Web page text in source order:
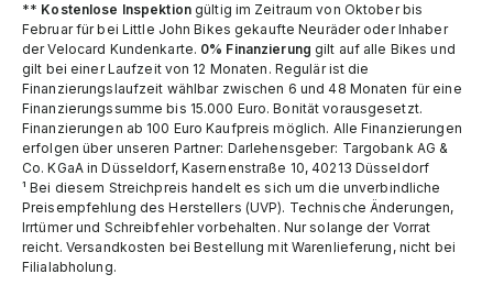
** Kostenlose Inspektiongültig im Zeitraum von Oktober bis
Februar für bei Little John Bikes gekaufte Neuräder oder Inhaber
der Velocard Kundenkarte. 0% Finanzierung gilt auf alle Bikes und
gilt bei einer Laufzeit von 12 Monaten. Regulär ist die
Finanzierungslaufzeit wählbar zwischen 6 und 48 Monaten für eine
Finanzierungssumme bis 15.000 Euro. Bonität vorausgesetzt.
Finanzierungen ab 100 Euro Kaufpreis möglich. Alle Finanzierungen
erfolgen über unseren Partner: Darlehensgeber: Targobank AG &
Co. KGaA in Düsseldorf, Kasernenstraße 10, 40213 Düsseldorf
¹ Bei diesem Streichpreis handelt es sich um die unverbindliche
Preisempfehlung des Herstellers (UVP). Technische Änderungen,
Irrtümer und Schreibfehler vorbehalten. Nur solange der Vorrat
reicht.​ Versandkosten bei Bestellung mit Warenlieferung, nicht bei
Filialabholung.